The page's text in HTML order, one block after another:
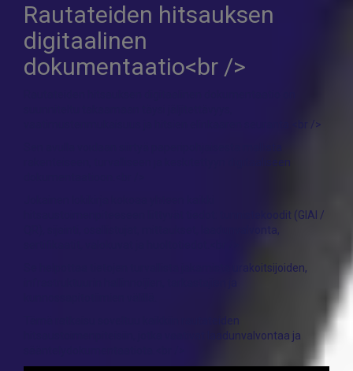
Rautateiden hitsauksen
digitaalinen
dokumentaatio<br />
vaatimustenmukaisuus ja hitsien elinkaaren seuranta.<br />
rakenteiseen, turvalliseen ja keskitettyyn digitaaliseen
hitsaustoimenpiteeseen liittyvät tiedot: tunnistekoodit (GIAI /
Se helpottaa tietojen turvallista jakamista urakoitsijoiden,
hitsaustoimenpiteisiin, jotka vaativat laadunvalvontaa ja